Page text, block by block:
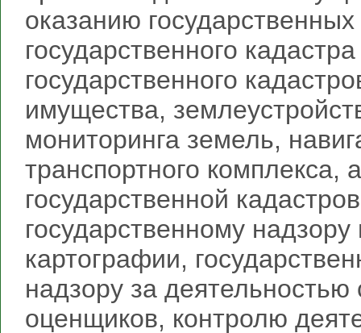
оказанию
государственного
государственного
имущества,
мониторинга земель,
транспортного комплекса,
государственной
государственному
картографии,
надзору за
оценщиков, контролю